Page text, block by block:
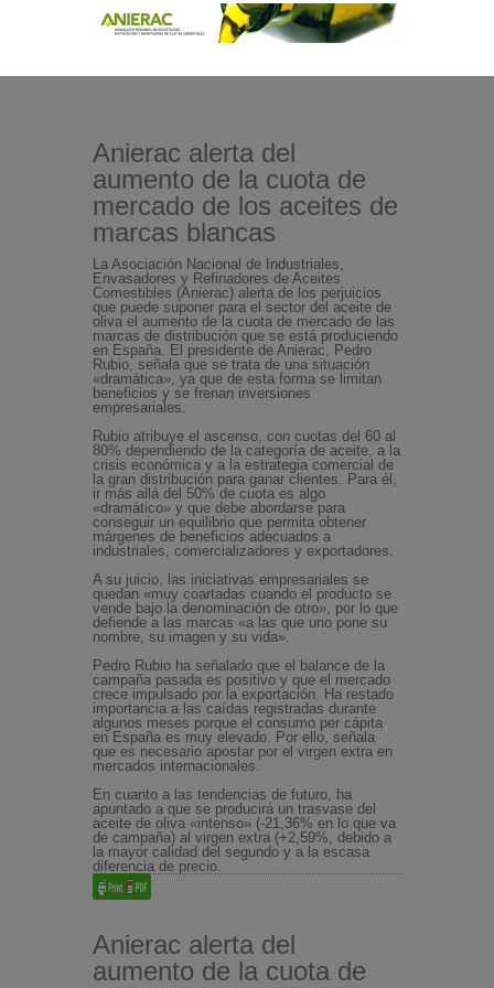
Anierac alerta del
aumento de la cuota de
mercado de los aceites de
marcas blancas
La Asociación Nacional de Industriales,
Envasadores y Refinadores de Aceites
Comestibles (Anierac) alerta de los perjuicios
que puede suponer para el sector del aceite de
oliva el aumento de la cuota de mercado de las
marcas de distribución que se está produciendo
en España. El presidente de Anierac, Pedro
Rubio, señala que se trata de una situación
«dramática», ya que de esta forma se limitan
beneficios y se frenan inversiones
empresariales.
Rubio atribuye el ascenso, con cuotas del 60 al
80% dependiendo de la categoría de aceite, a la
crisis económica y a la estrategia comercial de
la gran distribución para ganar clientes. Para él,
ir más allá del 50% de cuota es algo
«dramático» y que debe abordarse para
conseguir un equilibrio que permita obtener
márgenes de beneficios adecuados a
industriales, comercializadores y exportadores.
A su juicio, las iniciativas empresariales se
quedan «muy coartadas cuando el producto se
vende bajo la denominación de otro», por lo que
defiende a las marcas «a las que uno pone su
nombre, su imagen y su vida».
Pedro Rubio ha señalado que el balance de la
campaña pasada es positivo y que el mercado
crece impulsado por la exportación. Ha restado
importancia a las caídas registradas durante
algunos meses porque el consumo per cápita
en España es muy elevado. Por ello, señala
que es necesario apostar por el virgen extra en
mercados internacionales.
En cuanto a las tendencias de futuro, ha
apuntado a que se producirá un trasvase del
aceite de oliva «intenso» (-21,36% en lo que va
de campaña) al virgen extra (+2,59%, debido a
la mayor calidad del segundo y a la escasa
diferencia de precio.
Anierac alerta del
aumento de la cuota de